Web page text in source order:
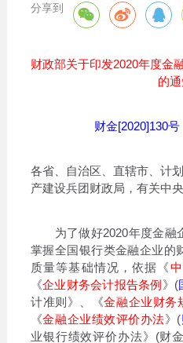
分享到
财政部关于印发2020年度金
的
财金[2020]130号
各省、自治区、直辖市、计
产建设兵团财政局，有关中
为了做好2020年度金融
掌握全国银行类金融企业的
质量等基础情况，依据《
《企业财务会计报告条例》(
计准则》、《金融企业财务
《金融企业绩效评价办法》(
业银行绩效评价办法》(财